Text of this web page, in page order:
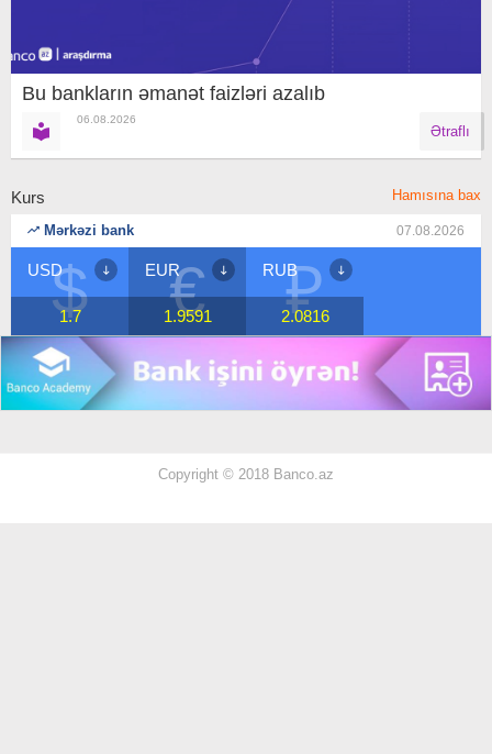
Bu bankların əmanət faizləri azalıb
06.08.2026
Ətraflı
Kurs Hamısına bax
Mərkəzi bank 07.08.2026
$
USD
1.7 €
EUR
1.9591 ₽
RUB
2.0816
Copyright © 2018 Banco.az